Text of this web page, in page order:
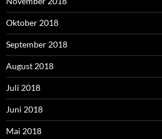
Oktober 2018
September 2018
August 2018
Juli 2018
Juni 2018
Mai 2018